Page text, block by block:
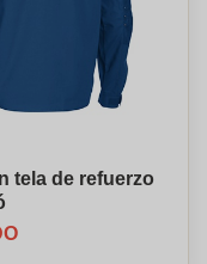
tela de refuerzo